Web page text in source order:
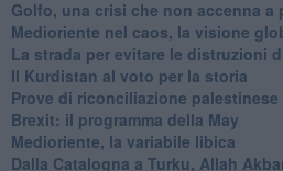
Golfo, una crisi che non accenna a
Medioriente nel caos, la visione
La strada per evitare le distruzioni
Il Kurdistan al voto per la storia
Prove di riconciliazione palestinese
Brexit: il programma della May
Medioriente, la variabile libica
Dalla Catalogna a Turku, Allah